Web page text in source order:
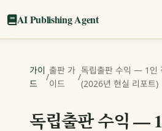
AI Publishing Agent
가이
드
/
출판 가
이드
/
독립출판 수익 — 1인
(2026년 현실 리포트)
독립출판 수익 —